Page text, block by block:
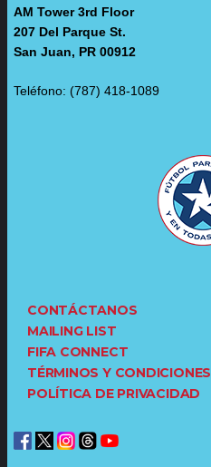
AM Tower 3rd Floor
207 Del Parque St.
San Juan, PR 00912
Teléfono: (787) 418-1089
CONTÁCTANOS
MAILING LIST
FIFA CONNECT
TÉRMINOS Y CONDICIONES
POLÍTICA DE PRIVACIDAD